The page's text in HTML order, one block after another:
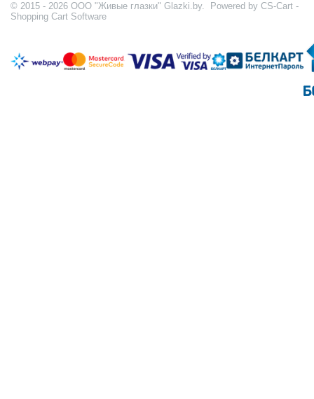
© 2015 - 2026 ООО "Живые глазки" Glazki.by. Powered by CS-Cart -
Shopping Cart Software